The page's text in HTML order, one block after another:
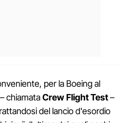
per la Boeing al
chiamataCrew Flight Test–
del lancio d'esordio